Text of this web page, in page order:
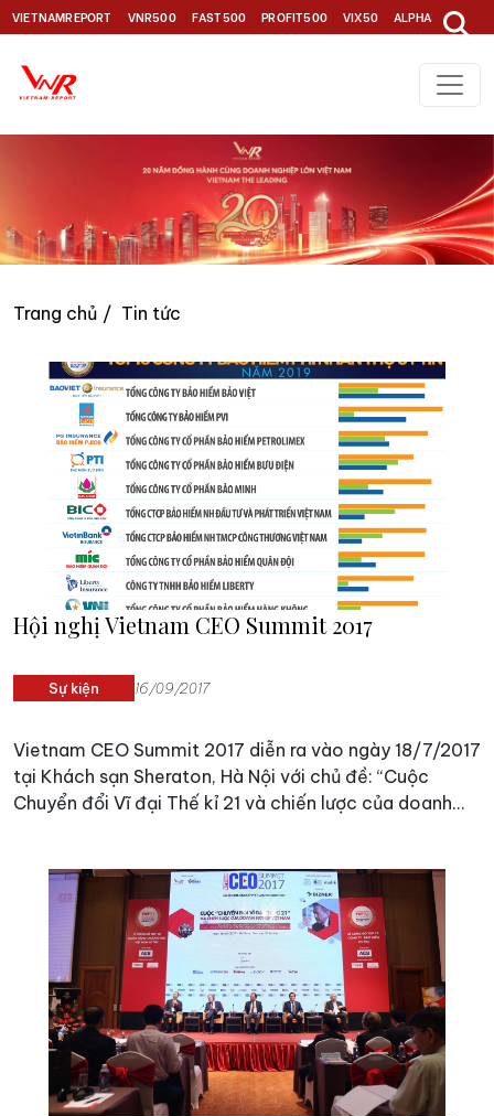
VIETNAMREPORT VNR500 FAST500 PROFIT500 VIX50 ALPHA30
Trang chủ Tin tức
Hội nghị Vietnam CEO Summit 2017
Sự kiện 16/09/2017
Vietnam CEO Summit 2017 diễn ra vào ngày 18/7/2017
tại Khách sạn Sheraton, Hà Nội với chủ đề: “Cuộc
Chuyển đổi Vĩ đại Thế kỉ 21 và chiến lược của doanh